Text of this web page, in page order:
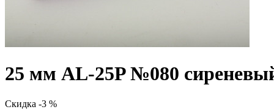
25 мм AL-25P №080
Скидка -3 %